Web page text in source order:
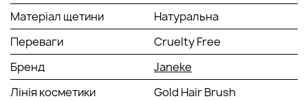
Матеріал щетини
Натуральна
Переваги
Cruelty Free
Бренд
Janeke
Лінія косметики
Gold Hair Brush